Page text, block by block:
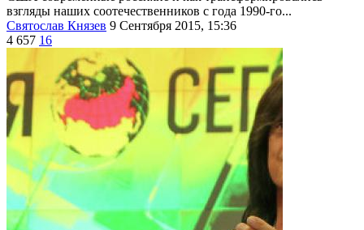
взгляды наших соотечественников с года 1990-го...
Святослав Князев 9 Сентября 2015, 15:36
4 657 16